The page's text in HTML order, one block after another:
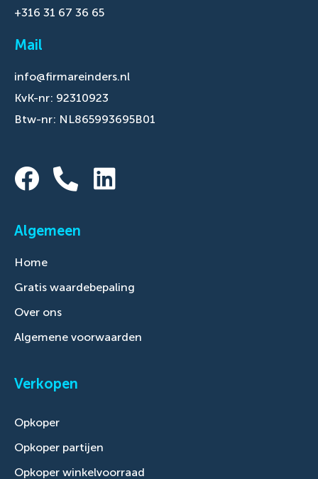
+316 31 67 36 65
Mail
info@firmareinders.nl
KvK-nr: 92310923
Btw-nr: NL865993695B01
Algemeen
Home
Gratis waardebepaling
Over ons
Algemene voorwaarden
Verkopen
Opkoper
Opkoper partijen
Opkoper winkelvoorraad